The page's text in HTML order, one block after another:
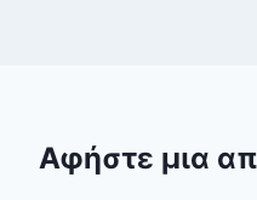
Αφήστε μια